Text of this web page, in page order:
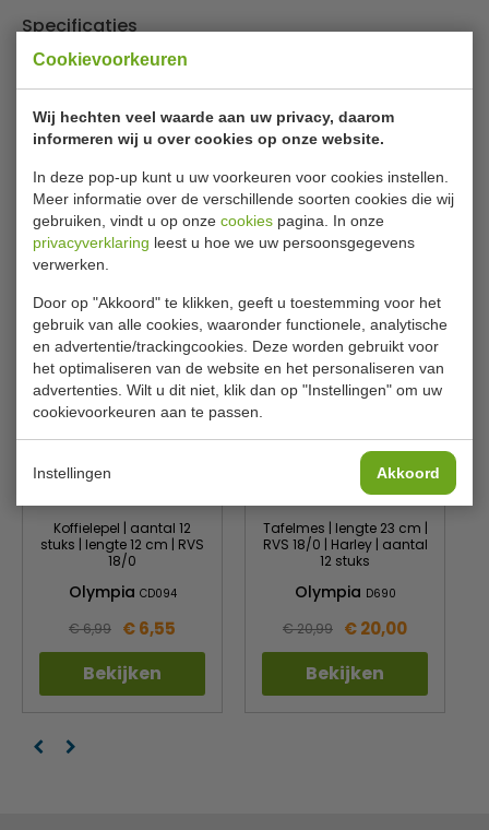
Cookievoorkeuren
Wij hechten veel waarde aan uw privacy, daarom
informeren wij u over cookies op onze website.
In deze pop-up kunt u uw voorkeuren voor cookies instellen.
Meer informatie over de verschillende soorten cookies die wij
gebruiken, vindt u op onze cookies pagina. In onze
privacyverklaring leest u hoe we uw persoonsgegevens
verwerken.
Door op "Akkoord" te klikken, geeft u toestemming voor het
gebruik van alle cookies, waaronder functionele, analytische
en advertentie/trackingcookies. Deze worden gebruikt voor
het optimaliseren van de website en het personaliseren van
advertenties. Wilt u dit niet, klik dan op "Instellingen" om uw
cookievoorkeuren aan te passen.
Instellingen Akkoord
Specificaties
Art.nr
GADL105
12 stuks
Lengte
23 cm
Materiaal
18/0 RVS
Gerelateerde producten
Koffielepel | aantal 12
stuks | lengte 12 cm | RVS
18/0
Olympia CD094
€ 6,99 € 6,55
Bekijken
Tafelmes | lengte 23 cm |
RVS 18/0 | Harley | aantal
12 stuks
Olympia D690
€ 20,99 € 20,00
Bekijken